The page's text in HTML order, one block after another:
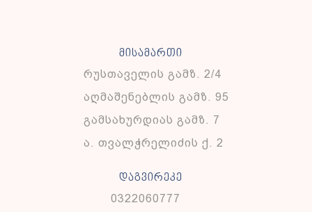
მისამართი
რუსთაველის გამზ. 2/4
აღმაშენებლის გამზ. 95
გამსახურდიას გამზ. 7
ა. თვალჭრელიძის ქ. 2
დაგვირეკე
0322060777